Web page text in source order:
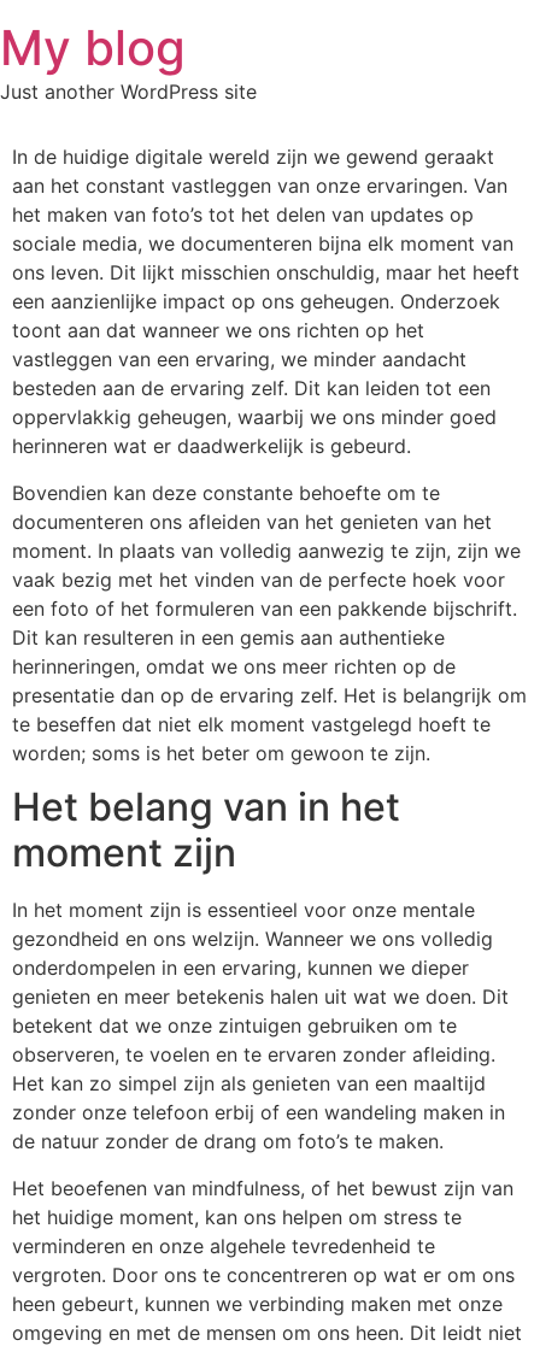
to
content
My blog
Just another WordPress site
In de huidige digitale wereld zijn we gewend geraakt
aan het constant vastleggen van onze ervaringen. Van
het maken van foto’s tot het delen van updates op
sociale media, we documenteren bijna elk moment van
ons leven. Dit lijkt misschien onschuldig, maar het heeft
een aanzienlijke impact op ons geheugen. Onderzoek
toont aan dat wanneer we ons richten op het
vastleggen van een ervaring, we minder aandacht
besteden aan de ervaring zelf. Dit kan leiden tot een
oppervlakkig geheugen, waarbij we ons minder goed
herinneren wat er daadwerkelijk is gebeurd.
Bovendien kan deze constante behoefte om te
documenteren ons afleiden van het genieten van het
moment. In plaats van volledig aanwezig te zijn, zijn we
vaak bezig met het vinden van de perfecte hoek voor
een foto of het formuleren van een pakkende bijschrift.
Dit kan resulteren in een gemis aan authentieke
herinneringen, omdat we ons meer richten op de
presentatie dan op de ervaring zelf. Het is belangrijk om
te beseffen dat niet elk moment vastgelegd hoeft te
worden; soms is het beter om gewoon te zijn.
Het belang van in het
moment zijn
In het moment zijn is essentieel voor onze mentale
gezondheid en ons welzijn. Wanneer we ons volledig
onderdompelen in een ervaring, kunnen we dieper
genieten en meer betekenis halen uit wat we doen. Dit
betekent dat we onze zintuigen gebruiken om te
observeren, te voelen en te ervaren zonder afleiding.
Het kan zo simpel zijn als genieten van een maaltijd
zonder onze telefoon erbij of een wandeling maken in
de natuur zonder de drang om foto’s te maken.
Het beoefenen van mindfulness, of het bewust zijn van
het huidige moment, kan ons helpen om stress te
verminderen en onze algehele tevredenheid te
vergroten. Door ons te concentreren op wat er om ons
heen gebeurt, kunnen we verbinding maken met onze
omgeving en met de mensen om ons heen. Dit leidt niet